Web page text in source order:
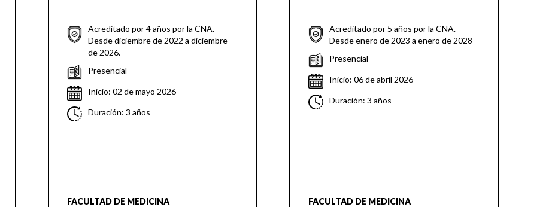
Acreditado por 4 años por la CNA.
Desde diciembre de 2022 a diciembre
de 2026.
Presencial
Inicio: 02 de mayo 2026
Duración: 3 años
FACULTAD DE MEDICINA
Acreditado por 5 años por la CNA.
Desde enero de 2023 a enero de 2028
Presencial
Inicio: 06 de abril 2026
Duración: 3 años
FACULTAD DE MEDICINA